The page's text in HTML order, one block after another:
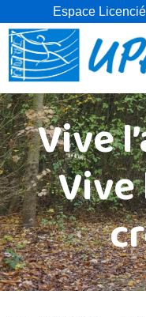
Espace Licencié
Vive